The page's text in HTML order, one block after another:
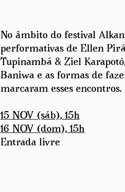
No âmbito do festival
performativas de Ellen
Tupinambá & Ziel
Baniwa e as formas de
marcaram esses encontros.
15 NOV (sáb), 15h
16 NOV (dom), 15h
Entrada livre